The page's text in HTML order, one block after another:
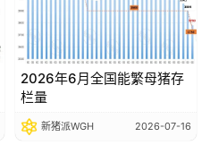
2026年6月全国能繁母猪存
栏量
新猪派WGH 2026-07-16